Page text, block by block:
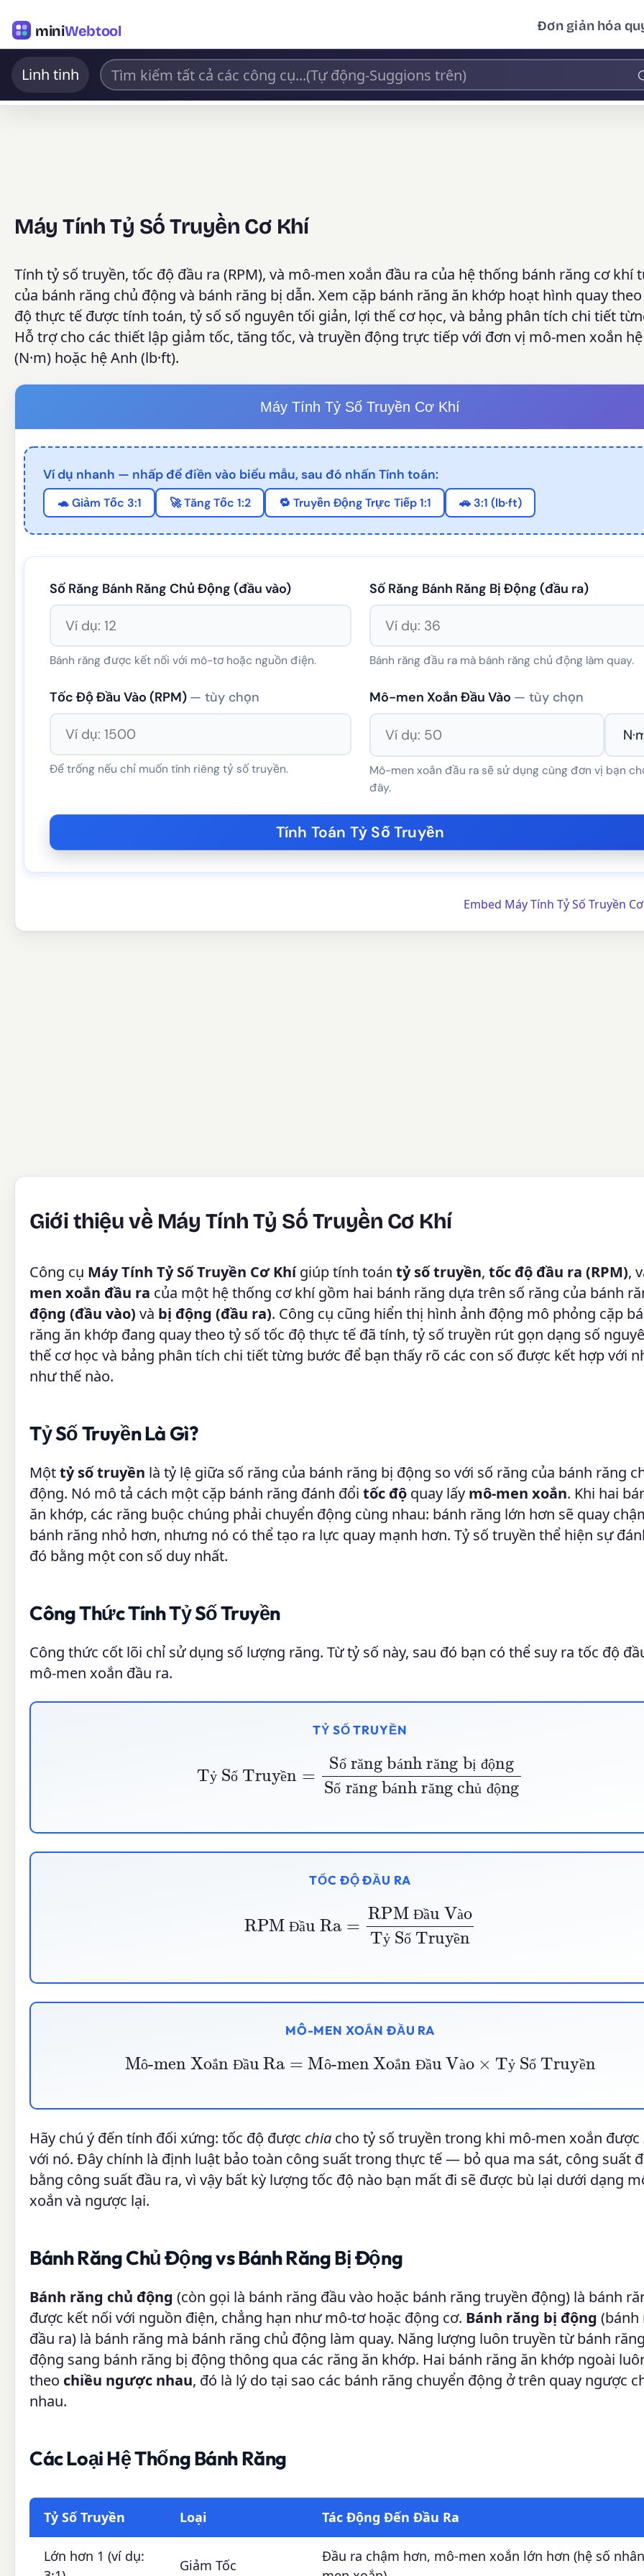
miniWebtool Đơn giản hóa
Linh tinh
Máy Tính Tỷ Số Truyền Cơ Khí
Tính tỷ số truyền, tốc độ đầu ra (RPM), và mô-men xoắn đầu ra của hệ thống bánh răng cơ khí
của bánh răng chủ động và bánh răng bị dẫn. Xem cặp bánh răng ăn khớp hoạt hình quay
độ thực tế được tính toán, tỷ số số nguyên tối giản, lợi thế cơ học, và bảng phân tích chi tiết
Hỗ trợ cho các thiết lập giảm tốc, tăng tốc, và truyền động trực tiếp với đơn vị mô-men xoắn
(N·m) hoặc hệ Anh (lb·ft).
Máy Tính Tỷ Số Truyền Cơ Khí
Ví dụ nhanh — nhấp để điền vào biểu mẫu, sau đó nhấn Tính toán:
🐢 Giảm Tốc 3:1 🚀 Tăng Tốc 1:2 🔁 Truyền Động Trực Tiếp 1:1 🚗 3:1 (lb·ft)
Số Răng Bánh Răng Chủ Động (đầu vào)
Bánh răng được kết nối với mô-tơ hoặc nguồn điện.
Số Răng Bánh Răng Bị Động (đầu ra)
Bánh răng đầu ra mà bánh răng chủ động làm quay.
Tốc Độ Đầu Vào (RPM) — tùy chọn
Để trống nếu chỉ muốn tính riêng tỷ số truyền.
Mô-men Xoắn Đầu Vào — tùy chọn
Mô-men xoắn đầu ra sẽ sử dụng cùng đơn vị bạn
đây.
Embed Máy Tính Tỷ Số Truyền
Giới thiệu về Máy Tính Tỷ Số Truyền Cơ Khí
Công cụ Máy Tính Tỷ Số Truyền Cơ Khígiúp tính toán tỷ số truyền, tốc độ đầu ra (RPM),
men xoắn đầu ra của một hệ thống cơ khí gồm hai bánh răng dựa trên số răng của bánh
động (đầu vào) và bị động (đầu ra). Công cụ cũng hiển thị hình ảnh động mô phỏng cặp
răng ăn khớp đang quay theo tỷ số tốc độ thực tế đã tính, tỷ số truyền rút gọn dạng số
thế cơ học và bảng phân tích chi tiết từng bước để bạn thấy rõ các con số được kết hợp với
như thế nào.
Tỷ Số Truyền Là Gì?
Mộttỷ số truyền là tỷ lệ giữa số răng của bánh răng bị động so với số răng của bánh răng
động. Nó mô tả cách một cặp bánh răng đánh đổi tốc độ quay lấy mô-men xoắn. Khi hai
ăn khớp, các răng buộc chúng phải chuyển động cùng nhau: bánh răng lớn hơn sẽ quay
bánh răng nhỏ hơn, nhưng nó có thể tạo ra lực quay mạnh hơn. Tỷ số truyền thể hiện sự
đó bằng một con số duy nhất.
Công Thức Tính Tỷ Số Truyền
Công thức cốt lõi chỉ sử dụng số lượng răng. Từ tỷ số này, sau đó bạn có thể suy ra tốc độ
mô-men xoắn đầu ra.
TỶ SỐ TRUYỀN
ỷ ố ề
ố ă á ă ị đ ộ
ố ă á ă ủ độ
Số răng bánh răng bị độngSố răng bánh răng chủ động
TỐC ĐỘ ĐẦU RA
Đầ
Đầ à
ỷ ố ề
RPM Đầu VàoTỷ Số Truyền
MÔ-MEN XOẮN ĐẦU RA
ô ắ Đ ầ ô ắ Đ ầ à ỷ ố ề
Mô-men Xoắn Đầu Ra= Mô-men Xoắn Đầu Vào ×Tỷ Số Truyền
Hãy chú ý đến tính đối xứng: tốc độ được chia cho tỷ số truyền trong khi mô-men xoắn được
với nó. Đây chính là định luật bảo toàn công suất trong thực tế — bỏ qua ma sát, công suất
bằng công suất đầu ra, vì vậy bất kỳ lượng tốc độ nào bạn mất đi sẽ được bù lại dưới dạng
xoắn và ngược lại.
Bánh Răng Chủ Động vs Bánh Răng Bị Động
Bánh răng chủ động (còn gọi là bánh răng đầu vào hoặc bánh răng truyền động) là bánh
được kết nối với nguồn điện, chẳng hạn như mô-tơ hoặc động cơ. Bánh răng bị động (bánh
đầu ra) là bánh răng mà bánh răng chủ động làm quay. Năng lượng luôn truyền từ bánh
động sang bánh răng bị động thông qua các răng ăn khớp. Hai bánh răng ăn khớp ngoài
theo chiều ngược nhau, đó là lý do tại sao các bánh răng chuyển động ở trên quay ngược
nhau.
Các Loại Hệ Thống Bánh Răng
Tỷ Số Truyền Loại Tác Động Đến Đầu Ra
Lớn hơn 1 (ví dụ:
Giảm Tốc
Đầu ra chậm hơn, mô-men xoắn lớn hơn (hệ số